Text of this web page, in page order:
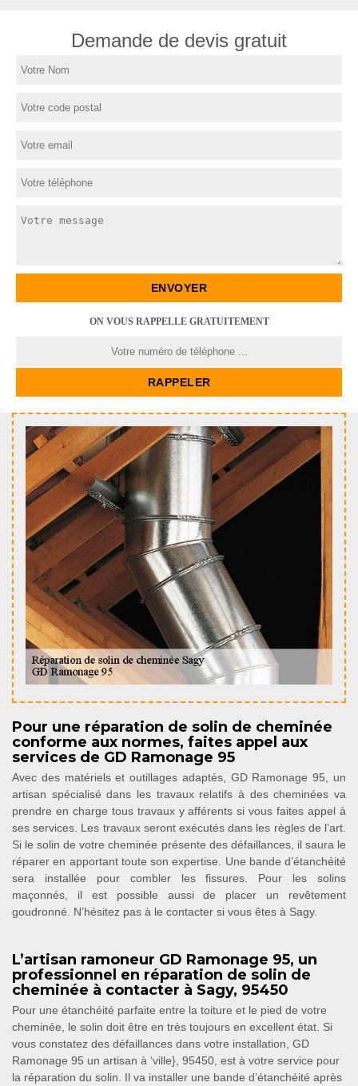
Demande de devis gratuit
ON VOUS RAPPELLE GRATUITEMENT
Pour une réparation de solin de cheminée
conforme aux normes, faites appel aux
services de GD Ramonage 95
Avec des matériels et outillages adaptés, GD Ramonage 95, un
artisan spécialisé dans les travaux relatifs à des cheminées va
prendre en charge tous travaux y afférents si vous faites appel à
ses services. Les travaux seront exécutés dans les règles de l’art.
Si le solin de votre cheminée présente des défaillances, il saura le
réparer en apportant toute son expertise. Une bande d’étanchéité
sera installée pour combler les fissures. Pour les solins
maçonnés, il est possible aussi de placer un revêtement
goudronné. N’hésitez pas à le contacter si vous êtes à Sagy.
L’artisan ramoneur GD Ramonage 95, un
professionnel en réparation de solin de
cheminée à contacter à Sagy, 95450
Pour une étanchéité parfaite entre la toiture et le pied de votre
cheminée, le solin doit être en très toujours en excellent état. Si
vous constatez des défaillances dans votre installation, GD
Ramonage 95 un artisan à ‘ville}, 95450, est à votre service pour
la réparation du solin. Il va installer une bande d’étanchéité après